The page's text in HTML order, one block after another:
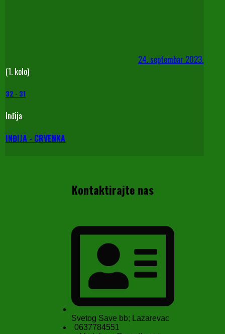
24. septembar 2023.
(1. kolo)
32 - 31
Inđija
INĐIJA - CRVENKA
Kontaktirajte nas
Svetog Save bb; Lazarevac
0637784551